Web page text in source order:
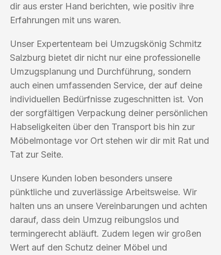
dir aus erster Hand berichten, wie positiv ihre
Erfahrungen mit uns waren.
Unser Expertenteam bei Umzugskönig Schmitz
Salzburg bietet dir nicht nur eine professionelle
Umzugsplanung und Durchführung, sondern
auch einen umfassenden Service, der auf deine
individuellen Bedürfnisse zugeschnitten ist. Von
der sorgfältigen Verpackung deiner persönlichen
Habseligkeiten über den Transport bis hin zur
Möbelmontage vor Ort stehen wir dir mit Rat und
Tat zur Seite.
Unsere Kunden loben besonders unsere
pünktliche und zuverlässige Arbeitsweise. Wir
halten uns an unsere Vereinbarungen und achten
darauf, dass dein Umzug reibungslos und
termingerecht abläuft. Zudem legen wir großen
Wert auf den Schutz deiner Möbel und